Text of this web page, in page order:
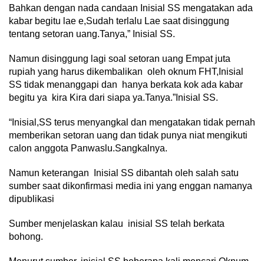
Bahkan dengan nada candaan Inisial SS mengatakan ada
kabar begitu lae e,Sudah terlalu Lae saat disinggung
tentang setoran uang.Tanya,” Inisial SS.
Namun disinggung lagi soal setoran uang Empat juta
rupiah yang harus dikembalikan oleh oknum FHT,Inisial
SS tidak menanggapi dan hanya berkata kok ada kabar
begitu ya kira Kira dari siapa ya.Tanya.”Inisial SS.
“Inisial,SS terus menyangkal dan mengatakan tidak pernah
memberikan setoran uang dan tidak punya niat mengikuti
calon anggota Panwaslu.Sangkalnya.
Namun keterangan Inisial SS dibantah oleh salah satu
sumber saat dikonfirmasi media ini yang enggan namanya
dipublikasi
Sumber menjelaskan kalau inisial SS telah berkata
bohong.